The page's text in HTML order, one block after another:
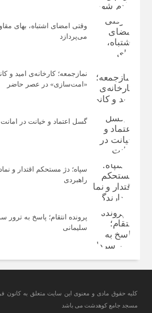
وقتی امضای اشتباه، بهای
می‌پردازد
نمازجمعه؛ کارخانه‌ی امید و
«امت‌سازی» در عصر حاضر
گسل اعتماد و خیانت در امانت
سپاه؛ دژ مستحکم اقتدار و
راهبردی
پرونده انتقام؛ پاسخ به ترور
سلیمانی
کلیه حقوق مادی و معنوی این سایت متعلق به
مسجد جامع کوهدشت می باشد